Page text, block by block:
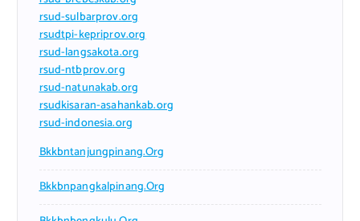
rsud-sulbarprov.org
rsudtpi-kepriprov.org
rsud-langsakota.org
rsud-ntbprov.org
rsud-natunakab.org
rsudkisaran-asahankab.org
rsud-indonesia.org
Bkkbntanjungpinang.org
Bkkbnpangkalpinang.org